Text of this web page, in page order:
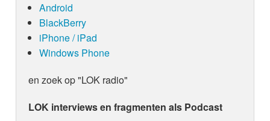
Android
BlackBerry
iPhone / iPad
Windows Phone
en zoek op "LOK radio"
LOK interviews en fragmenten als Podcast